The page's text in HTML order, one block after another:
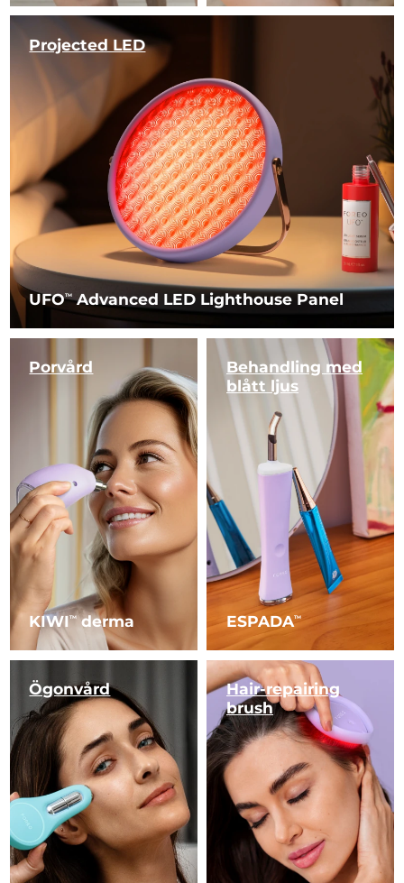
UFOTMAdvanced LED Lighthouse Panel
Projected LED
KIWITMderma
Porvård
ESPADATM
Behandling med
blått ljus
Ögonvård
Hair-repairing
brush